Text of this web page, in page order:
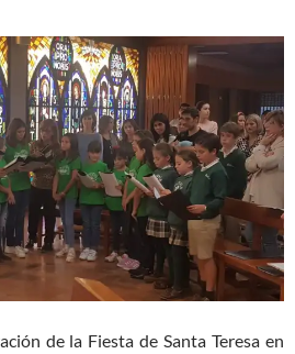
de la Fiesta de Santa Teresa en